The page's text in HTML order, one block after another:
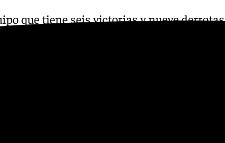
que tiene seis victorias y nueve derrotas
de diez puntos es una cosa bastante
muy bien, especialmente en casa, y
prórroga que tenía para sacarlos. Cuando
de perder esos partidos, puede entrar